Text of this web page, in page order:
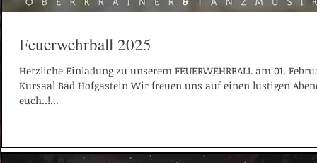
Feuerwehrball 2025
Herzliche Einladung zu unserem FEUERWEHRBALL am 01.
Kursaal Bad Hofgastein Wir freuen uns auf einen lustigen
euch..!...